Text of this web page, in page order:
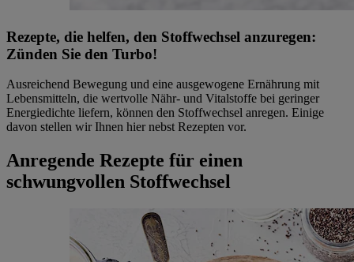
Rezepte, die helfen, den Stoffwechsel anzuregen:
Zünden Sie den Turbo!
Ausreichend Bewegung und eine ausgewogene Ernährung mit
Lebensmitteln, die wertvolle Nähr- und Vitalstoffe bei geringer
Energiedichte liefern, können den Stoffwechsel anregen. Einige
davon stellen wir Ihnen hier nebst Rezepten vor.
Anregende Rezepte für einen
schwungvollen Stoffwechsel